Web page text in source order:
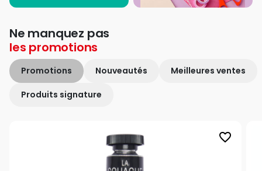
Ne manquez pas
les promotions
Promotions Nouveautés Meilleures ventes
Produits signature
favorite_border